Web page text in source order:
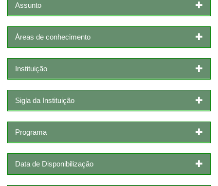
Assunto
Áreas de conhecimento
Instituição
Sigla da Instituição
Programa
Data de Disponibilização